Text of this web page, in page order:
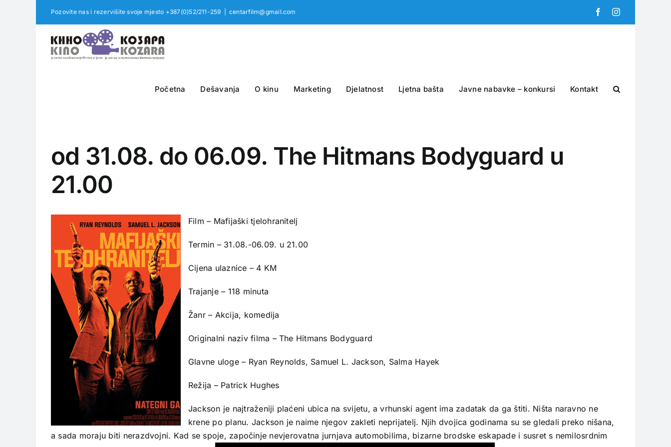
Pozovite nas i rezervišite svoje mjesto +387(0)52/211-259 centarfilm@gmail.com FacebookInstagram
Početna Dešavanja O kinu Marketing Djelatnost Ljetna bašta Javne nabavke – konkursi Kontakt
od 31.08. do 06.09. The Hitmans Bodyguard u
21.00
Film – Mafijaški tjelohranitelj
Termin – 31.08.-06.09. u 21.00
Cijena ulaznice – 4 KM
Trajanje – 118 minuta
Žanr – Akcija, komedija
Originalni naziv filma – The Hitmans Bodyguard
Glavne uloge – Ryan Reynolds, Samuel L. Jackson, Salma Hayek
Režija – Patrick Hughes
Jackson je najtraženiji plaćeni ubica na svijetu, a vrhunski agent ima zadatak da ga štiti. Ništa naravno ne
krene po planu. Jackson je naime njegov zakleti neprijatelj. Njih dvojica godinama su se gledali preko nišana,
a sada moraju biti nerazdvojni. Kad se spoje, započinje nevjerovatna jurnjava automobilima, bizarne brodske eskapade i susret s nemilosrdnim